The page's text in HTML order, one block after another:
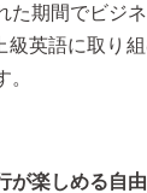
た期間でビジ
級英語に取り
が楽しめる自